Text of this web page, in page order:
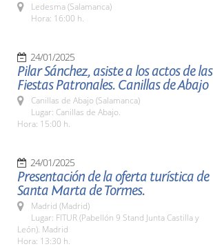
Ledesma (Salamanca)
Hora: 16:00 h.
24/01/2025
Pilar Sánchez, asiste a los actos de las
Fiestas Patronales. Canillas de Abajo
Canillas de Abajo (Salamanca)
Lugar: Canillas de Abajo.
Hora: 15:00 h.
24/01/2025
Presentación de la oferta turística de
Santa Marta de Tormes.
Madrid (Madrid)
Lugar: FITUR (Pabellón 9 Stand Junta Castilla y
León). Madrid
Hora: 13:30 h.